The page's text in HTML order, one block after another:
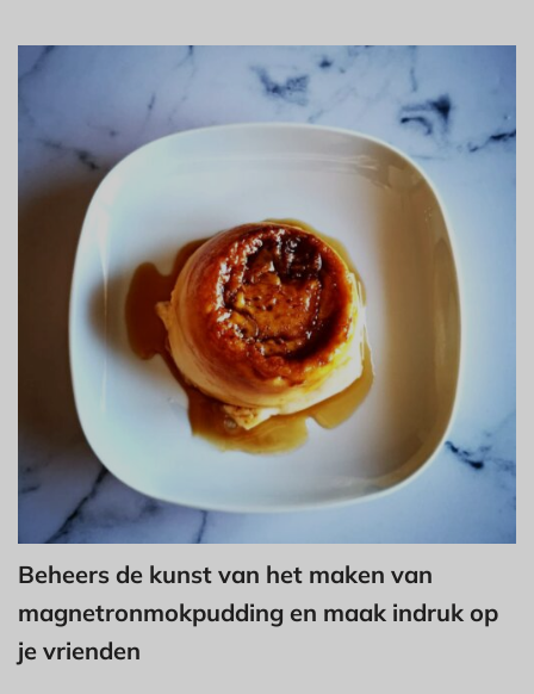
Beheers de kunst van het maken van
magnetronmokpudding en maak indruk op
je vrienden